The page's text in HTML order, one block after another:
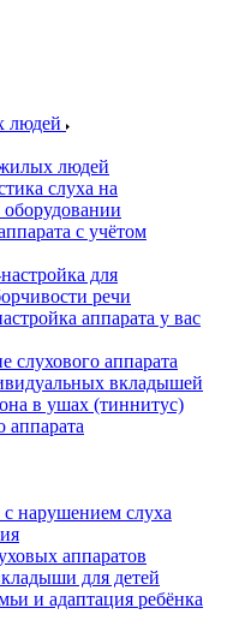
людей
людей
слуха на
с учётом
для
речи
аппарата у вас
слухового аппарата
вкладышей
в ушах (тиннитус)
аппарата
с нарушением слуха
аппаратов
для детей
и адаптация ребёнка